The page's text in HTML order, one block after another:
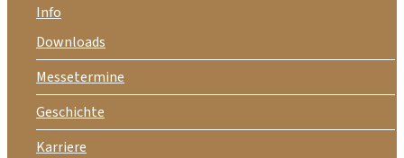
Info
Downloads
Messetermine
Geschichte
Karriere